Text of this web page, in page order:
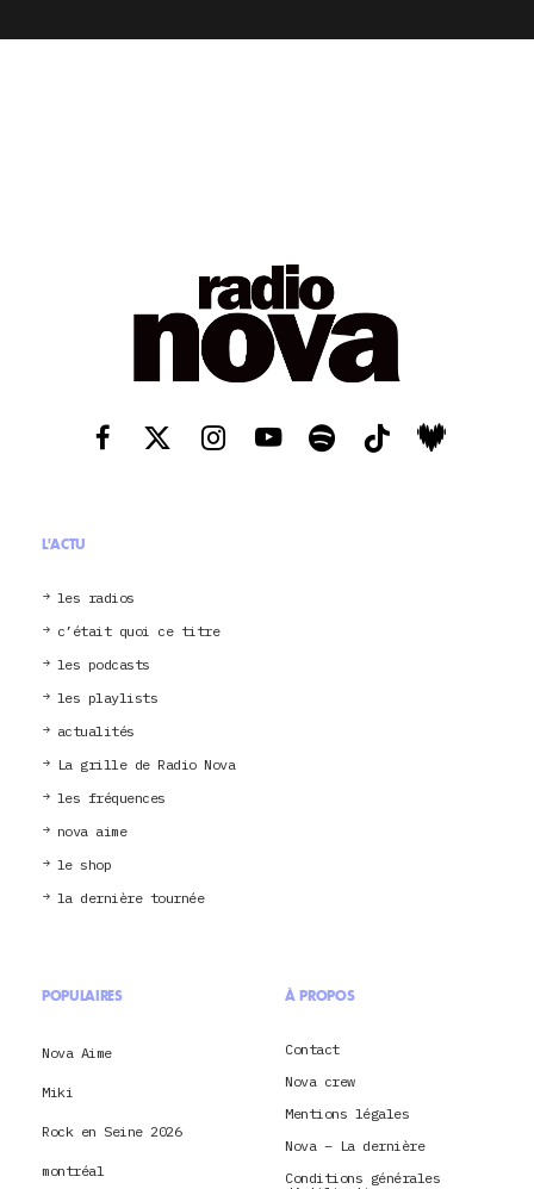
L'ACTU
les radios
c’était quoi ce titre
les podcasts
les playlists
actualités
La grille de Radio Nova
les fréquences
nova aime
le shop
la dernière tournée
POPULAIRES
Nova Aime
Miki
Rock en Seine 2026
montréal
À PROPOS
Contact
Nova crew
Mentions légales
Nova – La dernière
Conditions générales